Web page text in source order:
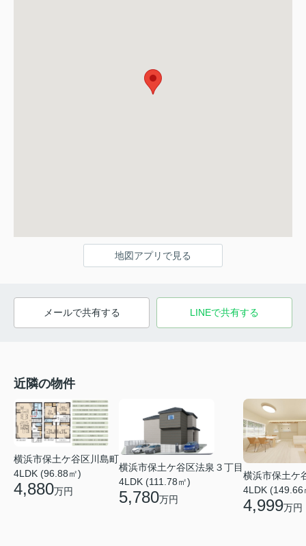
地図アプリで見る
メールで共有する LINEで共有する
近隣の物件
横浜市保土ケ谷区川島町
4LDK (96.88㎡)
4,880万円
横浜市保土ケ谷区法泉３丁目
4LDK (111.78㎡)
5,780万円
横浜市保土ケ
4LDK (149.66
4,999万円